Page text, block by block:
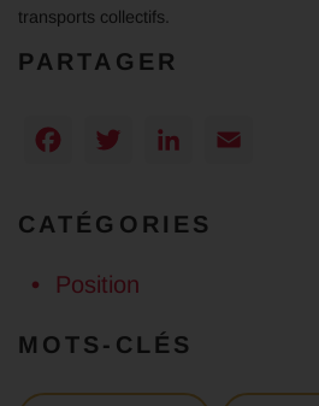
transports collectifs.
PARTAGER
Facebook
TwitterLinkedIn
CATÉGORIES
Position
MOTS-CLÉS